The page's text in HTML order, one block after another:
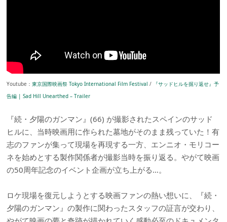
Youtube：東京国際映画祭 Tokyo International Film Festival /
『サッドヒルを掘り返せ』予
告編 | Sad Hill Unearthed – Trailer
『続・夕陽のガンマン』(66) が撮影されたスペインのサッド
ヒルに、当時映画用に作られた墓地がそのまま残っていた！有
志のファンが集って現場を再現する一方、エンニオ・モリコー
ネを始めとする製作関係者が撮影当時を振り返る。やがて映画
の50周年記念のイベント企画が立ち上がる…。
ロケ現場を復元しようとする映画ファンの熱い想いに、『続・
夕陽のガンマン』の製作に関わったスタッフの証言が交わり、